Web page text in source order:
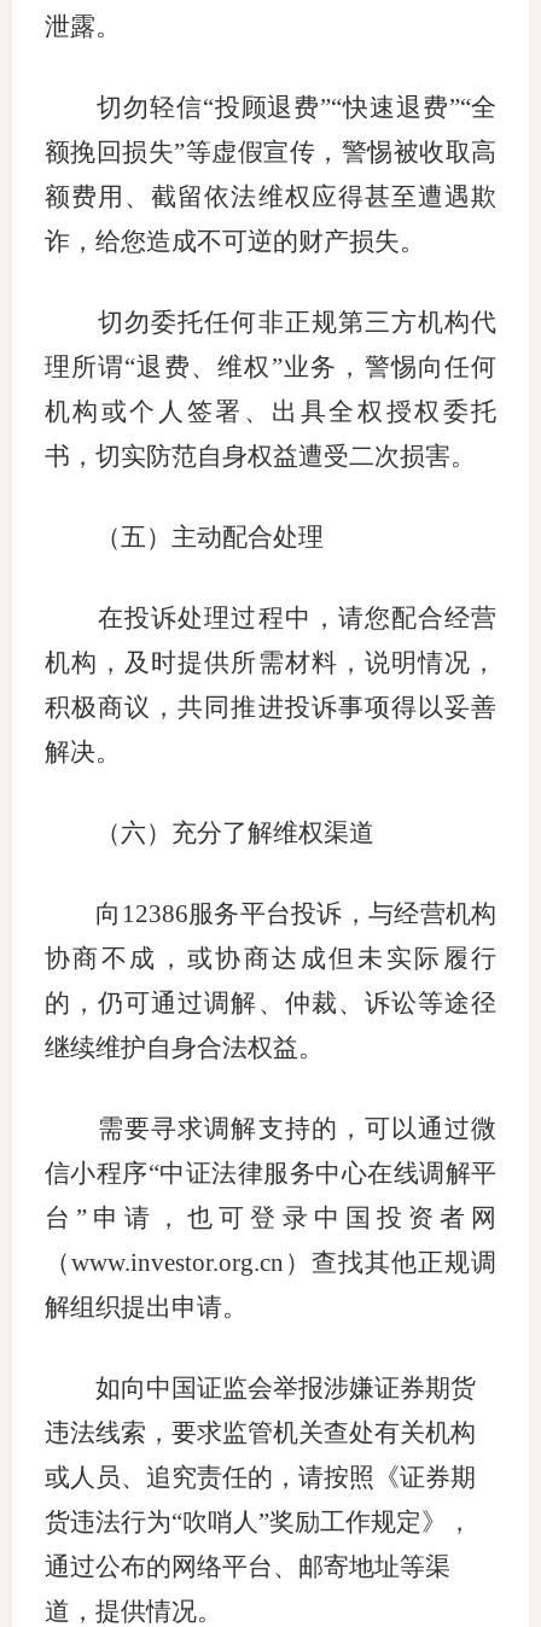
泄露。
切勿轻信“投顾退费”“快速退费”“全
额挽回损失”等虚假宣传，警惕被收取高
额费用、截留依法维权应得甚至遭遇欺
诈，给您造成不可逆的财产损失。
切勿委托任何非正规第三方机构代
理所谓“退费、维权”业务，警惕向任何
机构或个人签署、出具全权授权委托
书，切实防范自身权益遭受二次损害。
（五） 主动配合处理
在投诉处理过程中，请您配合经营
机构，及时提供所需材料，说明情况，
积极商议，共同推进投诉事项得以妥善
解决。
（六）充分了解维权渠道
向 12386服务平台投诉，与经营机构
协商不成，或协商达成但未实际履行
的，仍可通过调解、仲裁、诉讼等途径
继续维护自身合法权益。
需要寻求调解支持的，可以通过微
信小程序“中证法律服务中心在线调解平
台”申请，也可登录中国投资者网
（www.investor.org.cn ）查找其他正规调
解组织提出申请。
如向中国证监会举报涉嫌证券期货
违法线索，要求监管机关查处有关机构
或人员、追究责任的，请按照《证券期
货违法行为“吹哨人”奖励工作规定》，
通过公布的网络平台、邮寄地址等渠
道，提供情况。